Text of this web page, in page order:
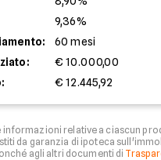
9,36%
60 mesi
€ 10.000,00
€ 12.445,92
relative a ciascun
da garanzia di ipoteca
agli altri documenti di